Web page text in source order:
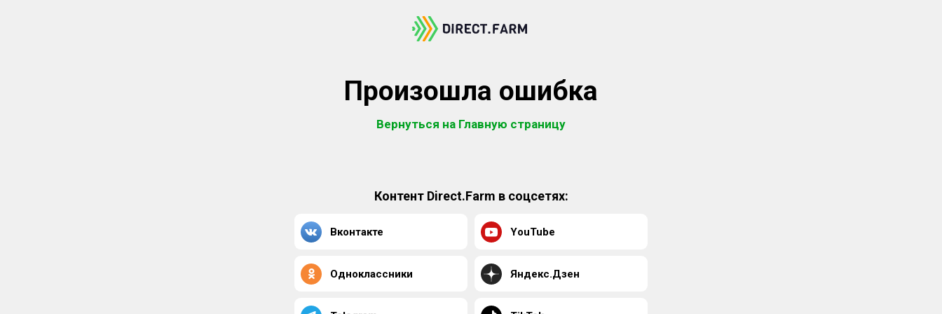
Произошла ошибка
Вернуться на Главную страницу
Контент Direct.Farm в соцсетях:
Вконтакте YouTube
Одноклассники Яндекс.Дзен